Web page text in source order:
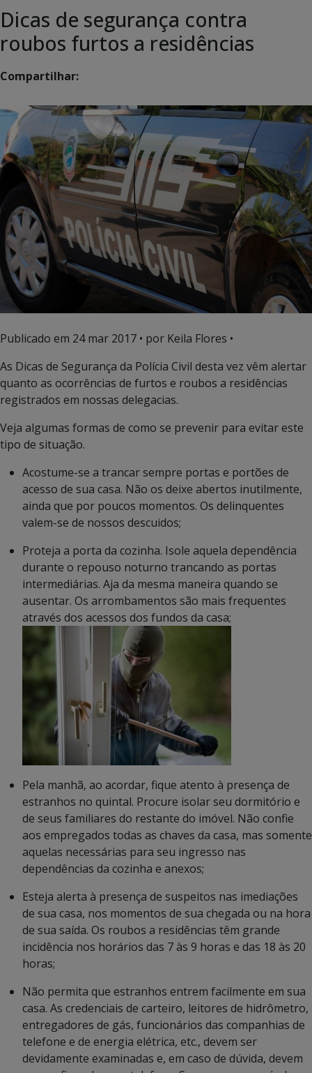
Dicas de segurança contra
roubos furtos a residências
Compartilhar:
Publicado em 24 mar 2017 • por Keila Flores •
As Dicas de Segurança da Polícia Civil desta vez vêm alertar
quanto as ocorrências de furtos e roubos a residências
registrados em nossas delegacias.
Veja algumas formas de como se prevenir para evitar este
tipo de situação.
Acostume-se a trancar sempre portas e portões de
acesso de sua casa. Não os deixe abertos inutilmente,
ainda que por poucos momentos. Os delinquentes
valem-se de nossos descuidos;
Proteja a porta da cozinha. Isole aquela dependência
durante o repouso noturno trancando as portas
intermediárias. Aja da mesma maneira quando se
ausentar. Os arrombamentos são mais frequentes
através dos acessos dos fundos da casa;
Pela manhã, ao acordar, fique atento à presença de
estranhos no quintal. Procure isolar seu dormitório e
de seus familiares do restante do imóvel. Não confie
aos empregados todas as chaves da casa, mas somente
aquelas necessárias para seu ingresso nas
dependências da cozinha e anexos;
Esteja alerta à presença de suspeitos nas imediações
de sua casa, nos momentos de sua chegada ou na hora
de sua saída. Os roubos a residências têm grande
incidência nos horários das 7 às 9 horas e das 18 às 20
horas;
Não permita que estranhos entrem facilmente em sua
casa. As credenciais de carteiro, leitores de hidrômetro,
entregadores de gás, funcionários das companhias de
telefone e de energia elétrica, etc., devem ser
devidamente examinadas e, em caso de dúvida, devem